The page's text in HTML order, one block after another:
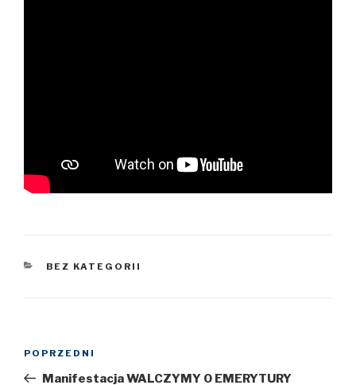
KATEGORIE
BEZ KATEGORII
Nawigacja
Poprzedni
wpis
POPRZEDNI
Manifestacja WALCZYMY O EMERYTURY